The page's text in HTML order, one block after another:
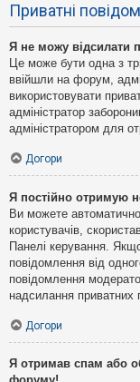
Приватні
Я не можу відсилати
Це може бути одна з
ввійшли на форум,
використовувати
адміністратор
адміністратором для
Догори
Я постійно отримую
Ви можете
користувачів,
Панелі керування.
повідомлення від
повідомлення
надсилання приватних
Догори
Я отримав спам або